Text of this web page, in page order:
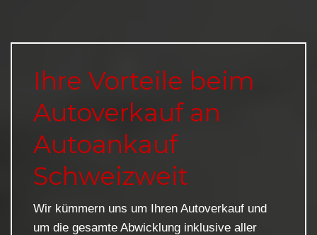
Ihre Vorteile beim
Autoverkauf an
Autoankauf
Schweizweit
Wir kümmern uns um Ihren Autoverkauf und
um die gesamte Abwicklung inklusive aller